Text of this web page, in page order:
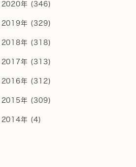
2020年 (346)
2019年 (329)
2018年 (318)
2017年 (313)
2016年 (312)
2015年 (309)
2014年 (4)